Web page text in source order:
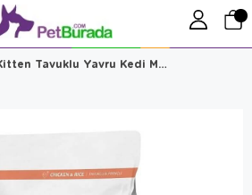
Reflex Kitten Tavuklu Yavru Kedi Maması 2 Kg